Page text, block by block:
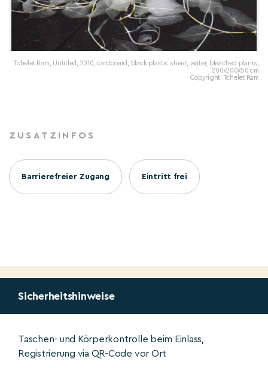
Tchelet Ram, Untitled, 2010, cardboard, black plastic sheet, water, bleached plants,
200x200x50 cm
Copyright: Tchelet Ram
ZUSATZINFOS
Barrierefreier Zugang Eintritt frei
Sicherheitshinweise
Taschen- und Körperkontrolle beim Einlass,
Registrierung via QR-Code vor Ort